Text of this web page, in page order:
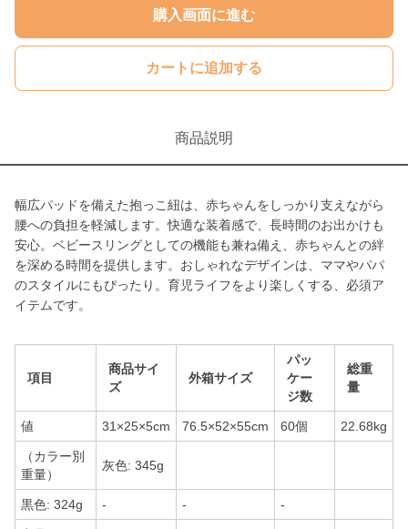
購入画面に進む
カートに追加する
商品説明
幅広パッドを備えた抱っこ紐は、赤ちゃんをしっかり支えながら
腰への負担を軽減します。快適な装着感で、長時間のお出かけも
安心。ベビースリングとしての機能も兼ね備え、赤ちゃんとの絆
を深める時間を提供します。おしゃれなデザインは、ママやパパ
のスタイルにもぴったり。育児ライフをより楽しくする、必須ア
イテムです。
項目
商品サイ
ズ
外箱サイズ
パッ
ケー
ジ数
総重
量
値 31×25×5cm 76.5×52×55cm 60個 22.68kg
（カラー別
重量）
灰色: 345g
黒色: 324g - - -